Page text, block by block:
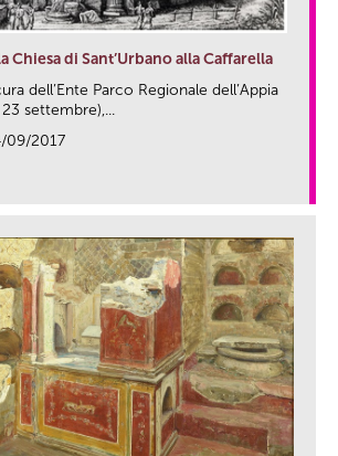
Chiesa di Sant’Urbano alla Caffarella
dell’Ente Parco Regionale dell’Appia
settembre),...
09/2017